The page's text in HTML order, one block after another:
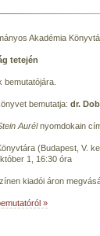
Akadémia
tetején
bemutatja: dr.
Aurélnyomdokain
(Budapest, V.
1, 16:30 óra
kiadói áron
»